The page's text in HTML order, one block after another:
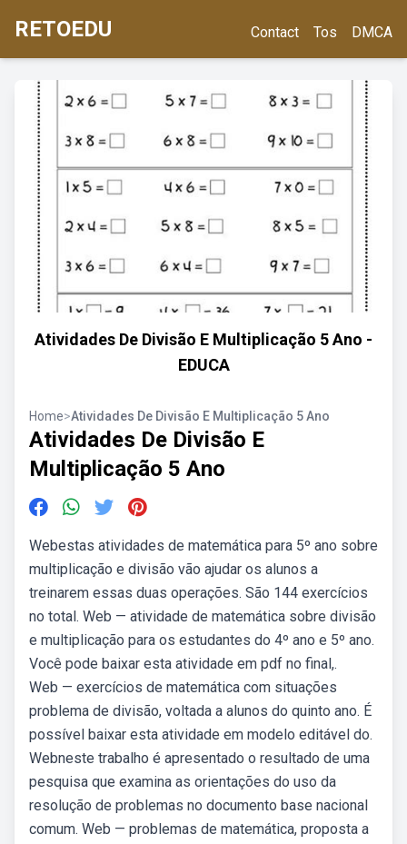
RETOEDU Contact Tos DMCA
Atividades De Divisão E Multiplicação 5 Ano -
EDUCA
Home>Atividades De Divisão E Multiplicação 5 Ano
Atividades De Divisão E
Multiplicação 5 Ano
Webestas atividades de matemática para 5º ano sobre
multiplicação e divisão vão ajudar os alunos a
treinarem essas duas operações. São 144 exercícios
no total. Web — atividade de matemática sobre divisão
e multiplicação para os estudantes do 4º ano e 5º ano.
Você pode baixar esta atividade em pdf no final,.
Web — exercícios de matemática com situações
problema de divisão, voltada a alunos do quinto ano. É
possível baixar esta atividade em modelo editável do.
Webneste trabalho é apresentado o resultado de uma
pesquisa que examina as orientações do uso da
resolução de problemas no documento base nacional
comum. Web — problemas de matemática, proposta a